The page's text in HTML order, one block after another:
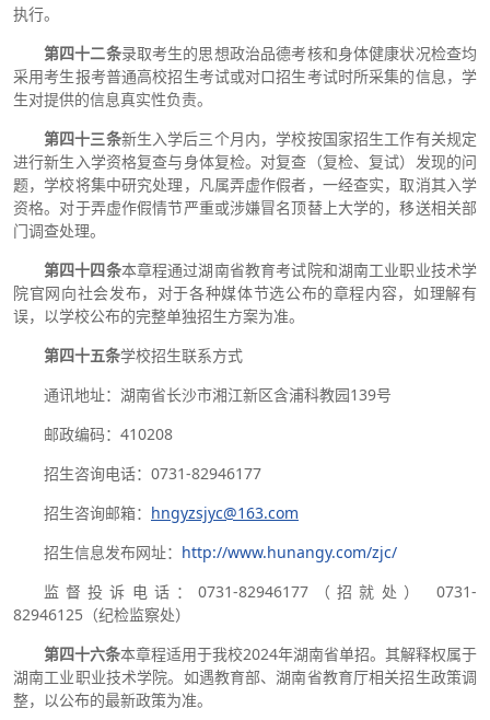
执行。
第四十二条录取考生的思想政治品德考核和身体健康状况检查均
采用考生报考普通高校招生考试或对口招生考试时所采集的信息，学
生对提供的信息真实性负责。
第四十三条新生入学后三个月内，学校按国家招生工作有关规定
进行新生入学资格复查与身体复检。对复查（复检、复试）发现的问
题，学校将集中研究处理，凡属弄虚作假者，一经查实，取消其入学
资格。对于弄虚作假情节严重或涉嫌冒名顶替上大学的，移送相关部
门调查处理。
第四十四条本章程通过湖南省教育考试院和湖南工业职业技术学
院官网向社会发布，对于各种媒体节选公布的章程内容，如理解有
误，以学校公布的完整单独招生方案为准。
第四十五条学校招生联系方式
通讯地址：湖南省长沙市湘江新区含浦科教园139号
邮政编码：410208
招生咨询电话：0731-82946177
招生咨询邮箱： hngyzsjyc@163.com
招生信息发布网址： http://www.hunangy.com/zjc/
监督投诉电话：0731-82946177（招就处） 0731-
82946125（纪检监察处）
第四十六条本章程适用于我校2024年湖南省单招。其解释权属于
湖南工业职业技术学院。如遇教育部、湖南省教育厅相关招生政策调
整，以公布的最新政策为准。